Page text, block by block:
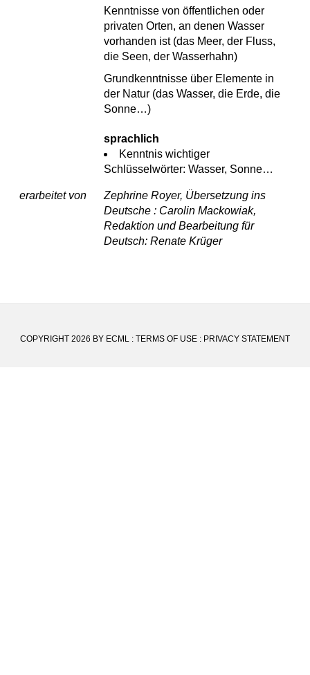
Kenntnisse von öffentlichen oder
privaten Orten, an denen Wasser
vorhanden ist (das Meer, der Fluss,
die Seen, der Wasserhahn)
Grundkenntnisse über Elemente in
der Natur (das Wasser, die Erde, die
Sonne…)
sprachlich
Kenntnis wichtiger
Schlüsselwörter: Wasser, Sonne…
erarbeitet von
Zephrine Royer, Übersetzung ins
Deutsche : Carolin Mackowiak,
Redaktion und Bearbeitung für
Deutsch: Renate Krüger
COPYRIGHT 2026 BY ECML : TERMS OF USE : PRIVACY STATEMENT